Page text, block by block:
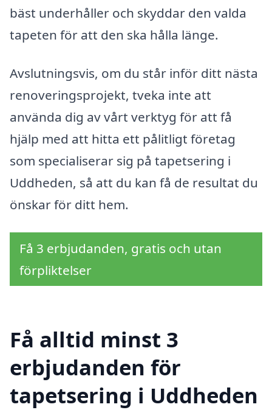
bäst underhåller och skyddar den valda
tapeten för att den ska hålla länge.
Avslutningsvis, om du står inför ditt nästa
renoveringsprojekt, tveka inte att
använda dig av vårt verktyg för att få
hjälp med att hitta ett pålitligt företag
som specialiserar sig på tapetsering i
Uddheden, så att du kan få de resultat du
önskar för ditt hem.
Få 3 erbjudanden, gratis och utan
förpliktelser
Få alltid minst 3
erbjudanden för
tapetsering i Uddheden